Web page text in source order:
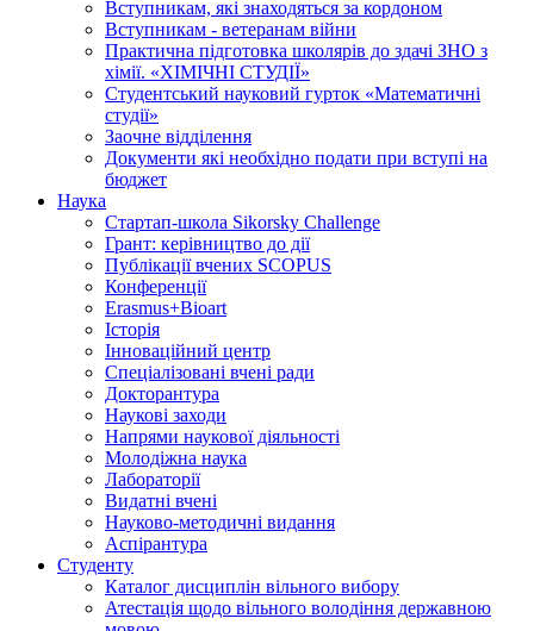
Вступникам, які знаходяться за кордоном
Вступникам - ветеранам війни
Практична підготовка школярів до здачі ЗНО з
хімії. «ХІМІЧНІ СТУДІЇ»
Студентський науковий гурток «Математичні
студії»
Заочне відділення
Документи які необхідно подати при вступі на
бюджет
Наука
Стартап-школа Sikorsky Challenge
Грант: керівництво до дії
Публікації вчених SCOPUS
Конференції
Erasmus+Bioart
Історія
Інноваційний центр
Спеціалізовані вчені ради
Докторантура
Наукові заходи
Напрями наукової діяльності
Молодіжна наука
Лабораторії
Видатні вчені
Науково-методичні видання
Аспірантура
Студенту
Каталог дисциплін вільного вибору
Атестація щодо вільного володіння державною